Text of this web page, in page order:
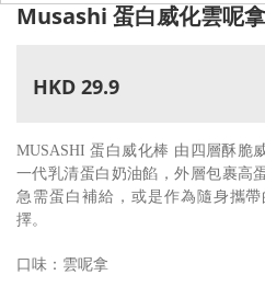
Musashi 蛋白威化雲呢
HKD 29.9
MUSASHI 蛋白威化棒 由四層酥脆
一代乳清蛋白奶油餡，外層包裹高
急需蛋白補給，或是作為隨身攜
擇。
口味：雲呢拿